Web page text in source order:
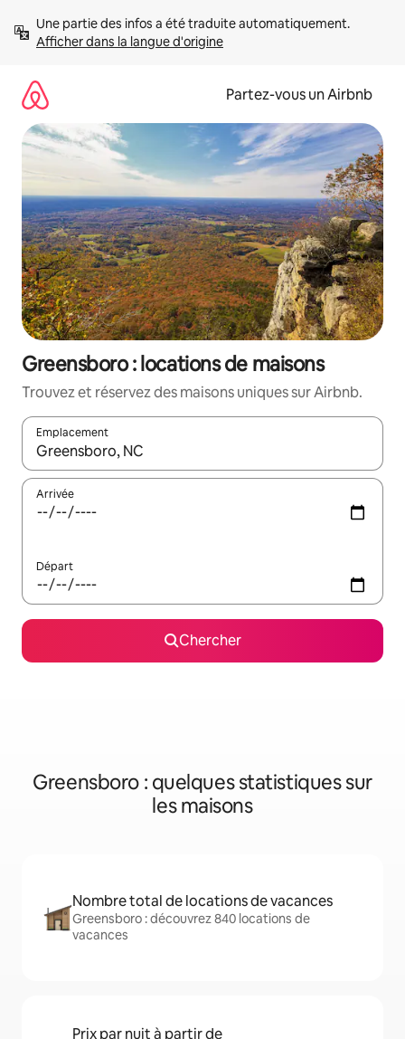
directement
Afficher dans la langue d'origine
Partez-vous un Airbnb
Greensboro : locations de maisons
Trouvez et réservez des maisons uniques sur Airbnb.
Emplacement
Quand les résultats sont affichés, parcourez-les en utilisant
Arrivée
Départ
Chercher
Greensboro : quelques statistiques sur
les maisons
Nombre total de locations de vacances
Greensboro : découvrez 840 locations de
vacances
Prix par nuit à partir de